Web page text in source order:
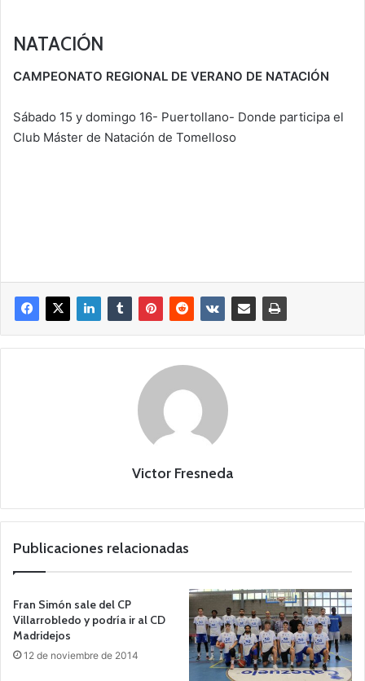
NATACIÓN
CAMPEONATO REGIONAL DE VERANO DE NATACIÓN
Sábado 15 y domingo 16- Puertollano- Donde participa el
Club Máster de Natación de Tomelloso
Victor Fresneda
Publicaciones relacionadas
Fran Simón sale del CP
Villarrobledo y podría ir al CD
Madridejos
12 de noviembre de 2014